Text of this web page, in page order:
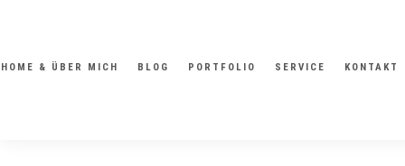
HOME & ÜBER MICH BLOG PORTFOLIO SERVICE KONTAKT